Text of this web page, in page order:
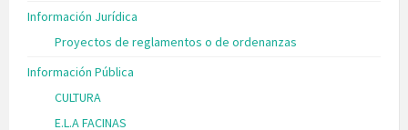
Información Jurídica
Proyectos de reglamentos o de ordenanzas
Información Pública
CULTURA
E.L.A FACINAS